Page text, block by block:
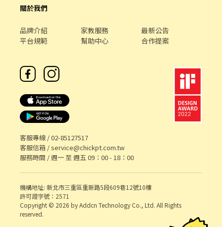
關於我們
品牌介紹 家教服務
最新公告
平台規範
幫助中心 合作提案
客服專線 /02-85127517
客服信箱 /service@chickpt.com.tw
服務時間 / 週一 至 週五 09：00 - 18：00
機構地址: 新北市三重區重新路5段609巷12號10樓
許可證字號：2571
Copyright © 2026 by Addcn Technology Co., Ltd. All Rights
reserved.